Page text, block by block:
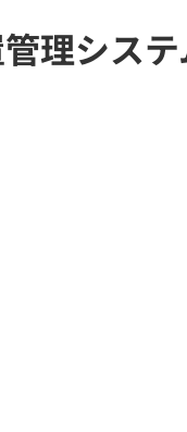
理シス